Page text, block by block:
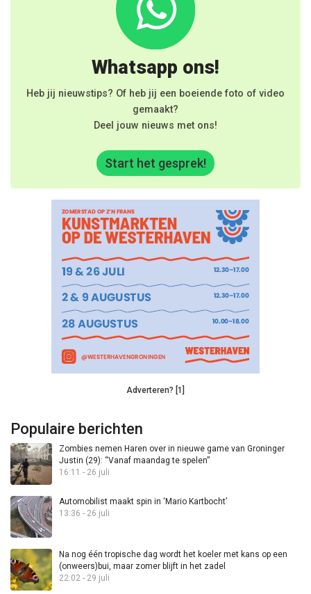
Whatsapp ons!
Heb jij nieuwstips? Of heb jij een boeiende foto of video
gemaakt?
Deel jouw nieuws met ons!
Start het gesprek!
Adverteren? [1]
Populaire berichten
Zombies nemen Haren over in nieuwe game van Groninger
Justin (29): “Vanaf maandag te spelen”
16:11 - 26 juli
Automobilist maakt spin in ‘Mario Kartbocht’
13:36 - 26 juli
Na nog één tropische dag wordt het koeler met kans op een
(onweers)bui, maar zomer blijft in het zadel
22:02 - 29 juli